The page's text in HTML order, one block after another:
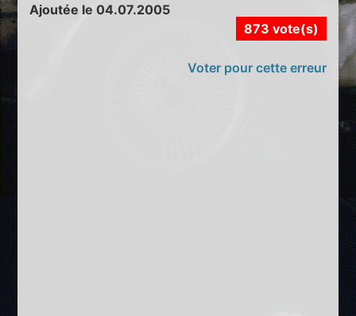
Ajoutée le 04.07.2005
873 vote(s)
Voter pour cette erreur